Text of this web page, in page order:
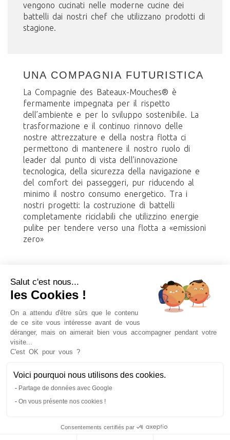
vengono cucinati nelle moderne cucine dei
battelli dai nostri chef che utilizzano prodotti di
stagione.
UNA COMPAGNIA FUTURISTICA
La Compagnie des Bateaux-Mouches® è
fermamente impegnata per il rispetto
dell’ambiente e per lo sviluppo sostenibile. La
trasformazione e il continuo rinnovo delle
nostre attrezzature e della nostra flotta ci
permettono di mantenere il nostro ruolo di
leader dal punto di vista dell’innovazione
tecnologica, della sicurezza della navigazione e
del comfort dei passeggeri, pur riducendo al
minimo il nostro consumo energetico. Tra i
nostri progetti: la costruzione di battelli
completamente riciclabili che utilizzino energie
pulite per tendere verso una flotta a «emissioni
zero»
Biglietti crociera classica sulla Senna, prenotazione
pacchetti turistici e molto altro ancora!
Bateaux-Mouches© 1949-2026. Tutti i diritti
Salut c'est nous...
les Cookies !
On a attendu d'être sûrs que le contenu
de ce site vous intéresse avant de vous
déranger, mais on aimerait bien vous accompagner pendant votre
visite...
C'est OK pour vous ?
Voici pourquoi nous utilisons des cookies.
Partage de données avec Google
On vous présente nos cookies !
Consentements certifiés par